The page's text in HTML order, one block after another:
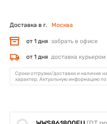
Доставка в г. Москва
от 1 дня забрать в офисе
от 1 дня доставка курьером
Сроки отгрузки/доставки и наличие
характер. Актуальную